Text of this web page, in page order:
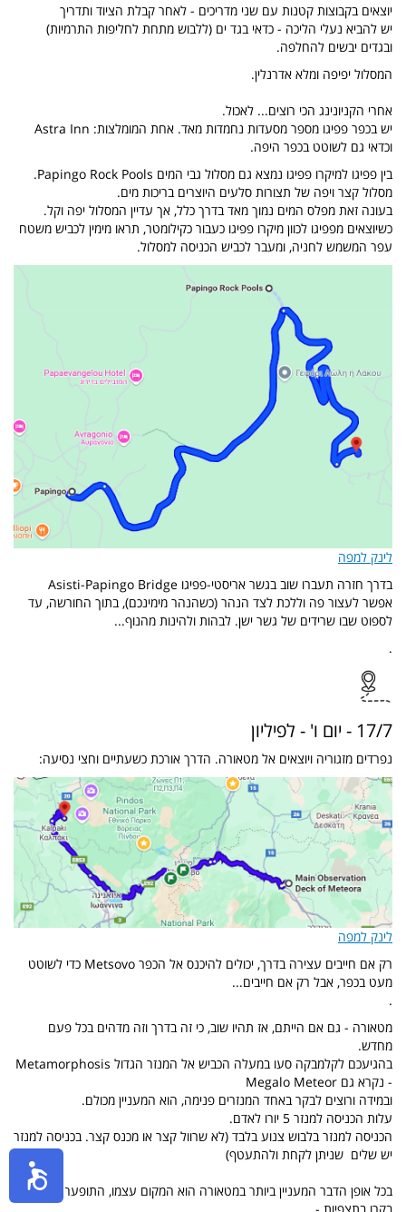
יוצאים בקבוצות קטנות עם שני מדריכים - לאחר קבלת הציוד ותדריך
יש להביא נעלי הליכה - כדאי בגד ים (ללבוש מתחת לחליפות התרמיות)
ובגדים יבשים להחלפה.
המסלול יפיפה ומלא אדרנלין.
אחרי הקניונינג הכי רוצים... לאכול.
יש בכפר פפיגו מספר מסעדות נחמדות מאד. אחת המומלצות: Astra Inn
וכדאי גם לשוטט בכפר היפה.
בין פפיגו למיקרו פפיגו נמצא גם מסלול גבי המים Papingo Rock Pools.
מסלול קצר ויפה של תצורות סלעים היוצרים בריכות מים.
בעונה זאת מפלס המים נמוך מאד בדרך כלל, אך עדיין המסלול יפה וקל.
כשיוצאים מפפיגו לכוון מיקרו פפיגו כעבור כקילומטר, תראו מימין לכביש משטח
עפר המשמש לחניה, ומעבר לכביש הכניסה למסלול.
לינק למפה
בדרך חזרה תעברו שוב בגשר אריסטי-פפיגו Asisti-Papingo Bridge
אפשר לעצור פה וללכת לצד הנהר (כשהנהר מימינכם), בתוך החורשה, עד
לספוט שבו שרידים של גשר ישן. לבהות ולהינות מהנוף...
.
17/7 - יום ו' - לפיליון
נפרדים מזגוריה ויוצאים אל מטאורה. הדרך אורכת כשעתיים וחצי נסיעה:
לינק למפה
רק אם חייבים עצירה בדרך, יכולים להיכנס אל הכפר Metsovo כדי לשוטט
מעט בכפר, אבל רק אם חייבים...
.
מטאורה - גם אם הייתם, אז תהיו שוב, כי זה בדרך וזה מדהים בכל פעם
מחדש.
בהגיעכם לקלמבקה סעו במעלה הכביש אל המנזר הגדול Metamorphosis
- נקרא גם Megalo Meteor
ובמידה ורוצים לבקר באחד המנזרים פנימה, הוא המעניין מכולם.
עלות הכניסה למנזר 5 יורו לאדם.
הכניסה למנזר בלבוש צנוע בלבד (לא שרוול קצר או מכנס קצר. בכניסה למנזר
יש שלים שניתן לקחת ולהתעטף)
בכל אופן הדבר המעניין ביותר במטאורה הוא המקום עצמו, התופעה והנופים.